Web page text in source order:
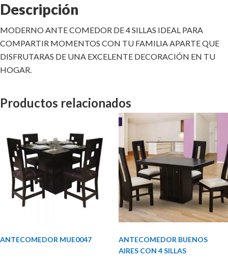
Descripción
MODERNO ANTE COMEDOR DE 4 SILLAS IDEAL PARA
COMPARTIR MOMENTOS CON TU FAMILIA APARTE QUE
DISFRUTARAS DE UNA EXCELENTE DECORACIÓN EN TU
HOGAR.
Productos relacionados
ANTECOMEDOR MUE0047
ANTECOMEDOR BUENOS
AIRES CON 4 SILLAS